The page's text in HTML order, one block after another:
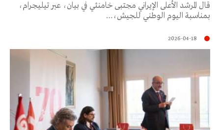
قال المرشد الأعلى الإيراني مجتبى خامنئي في بيان، عبر تيليجرام،
بمناسبة اليوم الوطني للجيش،…
2026-04-18